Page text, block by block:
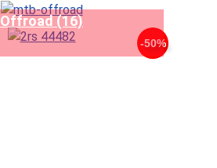
Offroad (16)
-50%